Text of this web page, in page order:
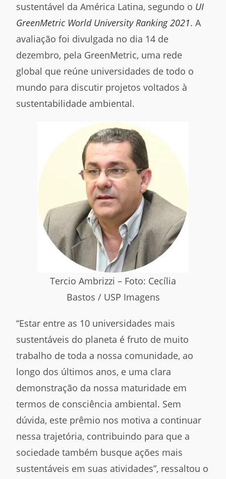
sustentável da América Latina, segundo o UI
GreenMetric World University Ranking 2021. A
avaliação foi divulgada no dia 14 de
dezembro, pela GreenMetric, uma rede
global que reúne universidades de todo o
mundo para discutir projetos voltados à
sustentabilidade ambiental.
Tercio Ambrizzi – Foto: Cecília
Bastos / USP Imagens
“Estar entre as 10 universidades mais
sustentáveis do planeta é fruto de muito
trabalho de toda a nossa comunidade, ao
longo dos últimos anos, e uma clara
demonstração da nossa maturidade em
termos de consciência ambiental. Sem
dúvida, este prêmio nos motiva a continuar
nessa trajetória, contribuindo para que a
sociedade também busque ações mais
sustentáveis em suas atividades”, ressaltou o